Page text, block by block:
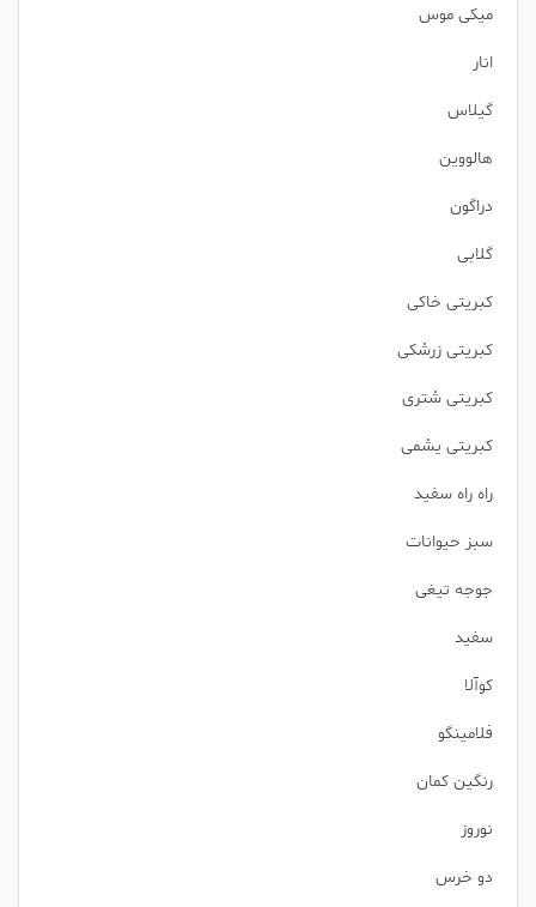
میکی موس
انار
گیلاس
هالووین
دراگون
گلابی
کبریتی خاکی
کبریتی زرشکی
کبریتی شتری
کبریتی یشمی
راه راه سفید
سبز حیوانات
جوجه تیغی
سفید
کوآلا
فلامینگو
رنگین کمان
نوروز
دو خرس